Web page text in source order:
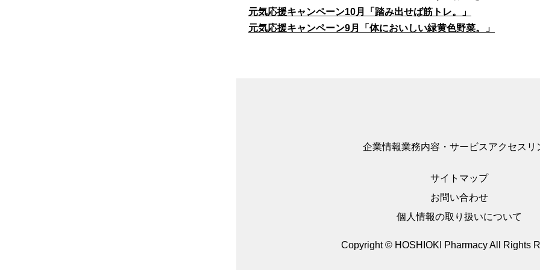
元気応援キャンペーン10月「踏み出せば筋トレ。」
元気応援キャンペーン9月「体においしい緑黄色野菜。」
企業情報業務内容・サービスアクセス リ
サイトマップ
お問い合わせ
個人情報の取り扱いについて
Copyright © HOSHIOKI PharmacyAll Rights